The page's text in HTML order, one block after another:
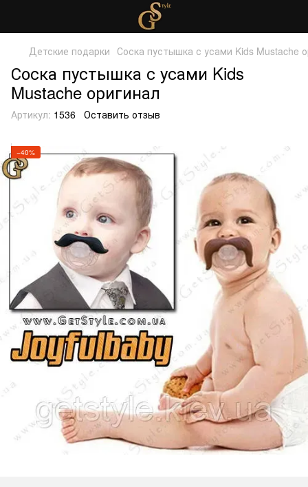
Детские подарки Соска пустышка с усами Kids Mustache
Соска пустышка с усами Kids
Mustache оригинал
Артикул: 1536 Оставить отзыв
−40%